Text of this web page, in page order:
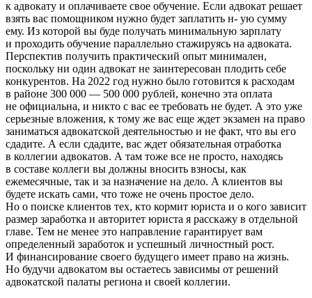
к адвокату и оплачиваете свое обучение. Если адвокат решает
взять вас помощником нужно будет заплатить н- ую сумму
ему. Из которой вы буде получать минимальную зарплату
и проходить обучение параллельно стажируясь на адвоката.
Перспектив получить практический опыт минимален,
поскольку ни один адвокат не заинтересован плодить себе
конкурентов. На 2022 год нужно было готовится к расходам
в районе 300 000 — 500 000 рублей, конечно эта оплата
не официальна, и никто с вас ее требовать не будет. А это уже
серьезные вложения, к тому же вас еще ждет экзамен на право
заниматься адвокатской деятельностью и не факт, что вы его
сдадите. А если сдадите, вас ждет обязательная отработка
в коллегии адвокатов. А там тоже все не просто, находясь
в составе коллеги вы должны вносить взносы, как
ежемесячные, так и за назначение на дело. А клиентов вы
будете искать сами, что тоже не очень простое дело.
Но о поиске клиентов тех, кто кормит юриста и о кого зависит
размер заработка и авторитет юриста я расскажу в отдельной
главе. Тем не менее это направление гарантирует вам
определенный заработок и успешный личностный рост.
И финансирование своего будущего имеет право на жизнь.
Но будучи адвокатом вы остаетесь зависимы от решений
адвокатской палаты региона и своей коллегии.